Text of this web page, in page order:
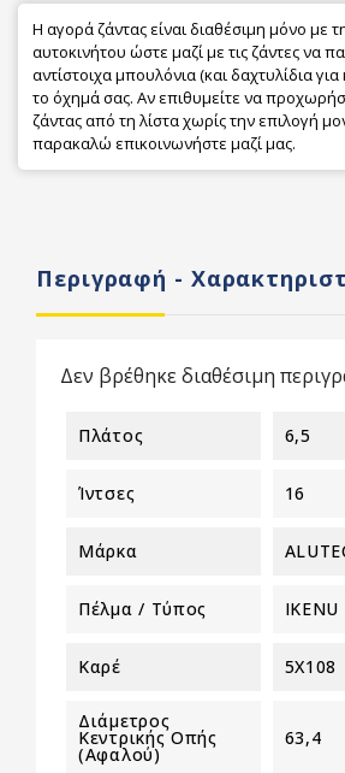
Η αγορά ζάντας είναι διαθέσιμη μόνο με
αυτοκινήτου ώστε μαζί με τις ζάντες να
αντίστοιχα μπουλόνια (και δαχτυλίδια
το όχημά σας. Αν επιθυμείτε να
ζάντας από τη λίστα χωρίς την επιλογή
παρακαλώ επικοινωνήστε μαζί μας.
Περιγραφή -
Δεν βρέθηκε διαθέσιμη
Πλάτος 6,5
Ίντσες 16
Μάρκα
Πέλμα / Τύπος IKENU
Καρέ 5X108
Διάμετρος
Κεντρικής Οπής
(αφαλού)
63,4